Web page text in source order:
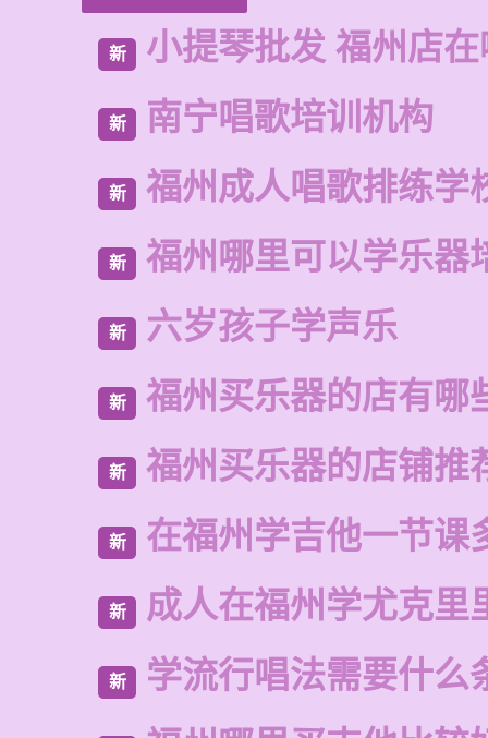
新 小提琴批发 福州店
新 南宁唱歌培训机构
新 福州成人唱歌排练学
新 福州哪里可以学乐器
新 六岁孩子学声乐
新 福州买乐器的店有哪
新 福州买乐器的店铺推
新 在福州学吉他一节课
新 成人在福州学尤克里
新 学流行唱法需要什么